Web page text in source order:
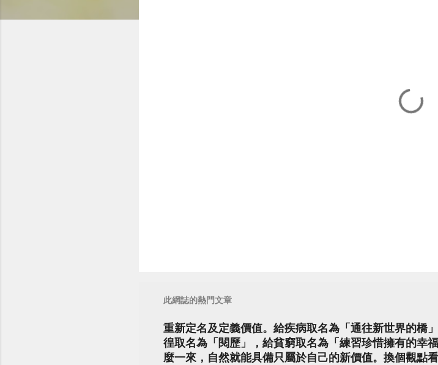
此網誌的熱門文章
重新定名及定義價值。給疾病取名為「通往新世界的橋
徨取名為「閱歷」，給貧窮取名為「練習珍惜擁有的幸
麼一來，自然就能具備只屬於自己的新價值。換個觀點